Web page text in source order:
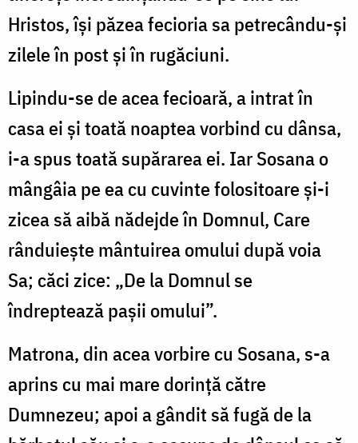
Hristos, își păzea fecioria sa petrecându-și
zilele în post și în rugăciuni.
Lipindu-se de acea fecioară, a intrat în
casa ei și toată noaptea vorbind cu dânsa,
i-a spus toată supărarea ei. Iar Sosana o
mângâia pe ea cu cuvinte folositoare și-i
zicea să aibă nădejde în Domnul, Care
rânduiește mântuirea omului după voia
Sa; căci zice: „De la Domnul se
îndreptează pașii omului”.
Matrona, din acea vorbire cu Sosana, s-a
aprins cu mai mare dorință către
Dumnezeu; apoi a gândit să fugă de la